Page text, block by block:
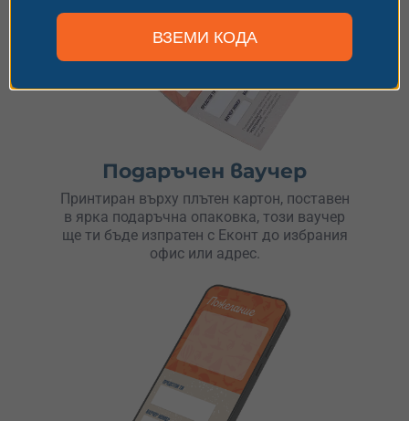
Подаръчен ваучер
Принтиран върху плътен картон, поставен
в ярка подаръчна опаковка, този ваучер
ще ти бъде изпратен с Еконт до избрания
офис или адрес.
ВЗЕМИ КОДА